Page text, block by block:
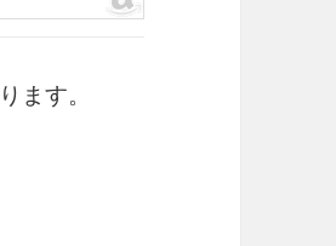
ます。